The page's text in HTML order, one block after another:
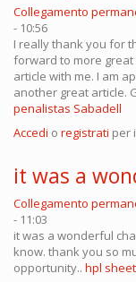
Collegamento
- 10:56
I really thank you for
forward to more
article with me. I am
another great article.
penalistas Sabadell
Accedi o registrati per
it was a
Collegamento
- 11:03
it was a wonderful
know. thank you so
opportunity.. hpl